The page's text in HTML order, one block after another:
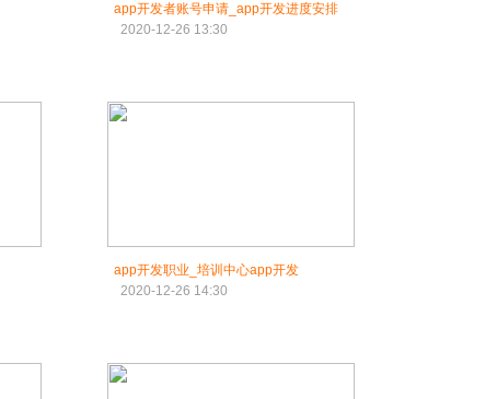
app开发者账号申请_app开发进度安排
2020-12-26 13:30
app开发职业_培训中心app开发
2020-12-26 14:30